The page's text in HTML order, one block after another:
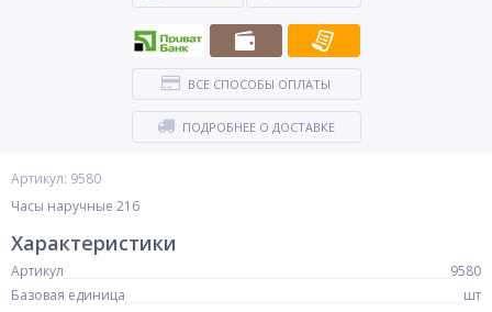
Артикул: 9580
Часы наручные 216
ВСЕ СПОСОБЫ ОПЛАТЫ
ПОДРОБНЕЕ О ДОСТАВКЕ
Характеристики
Артикул
9580
Базовая единица
шт